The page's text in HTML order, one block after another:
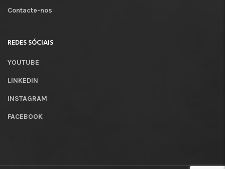
Contacte-nos
REDES SÓCIAIS
YOUTUBE
LINKEDIN
INSTAGRAM
FACEBOOK